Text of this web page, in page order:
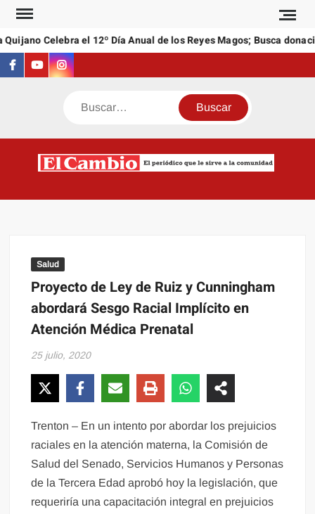
Saltar
contenidoCelebra el 12º Día Anual de los Reyes Magos; Busca
Facebook
YoutubeInstagram
Buscar
Salud
Proyecto de Ley de Ruiz y Cunningham
abordará Sesgo Racial Implícito en
Atención Médica Prenatal
25 julio, 2020
Trenton – En un intento por abordar los prejuicios
raciales en la atención materna, la Comisión de
Salud del Senado, Servicios Humanos y Personas
de la Tercera Edad aprobó hoy la legislación, que
requeriría una capacitación integral en prejuicios